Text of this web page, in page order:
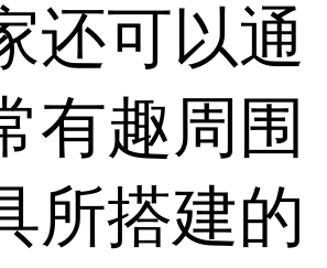
还可以通
有趣周围
所搭建的